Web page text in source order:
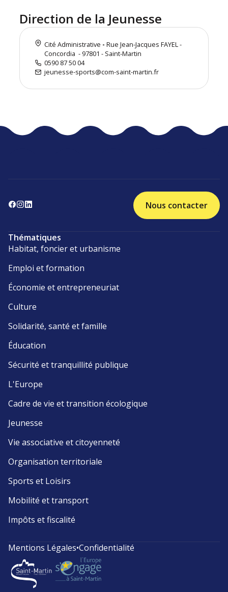
Direction de la Jeunesse
Cité Administrative -Rue Jean-Jacques FAYEL -
Concordia - 97801 - Saint-Martin
0590 87 50 04
jeunesse-sports@com-saint-martin.fr
Nous contacter
Thématiques
Habitat, foncier et urbanisme
Emploi et formation
Économie et entrepreneuriat
Culture
Solidarité, santé et famille
Éducation
Sécurité et tranquillité publique
L'Europe
Cadre de vie et transition écologique
Jeunesse
Vie associative et citoyenneté
Organisation territoriale
Sports et Loisirs
Mobilité et transport
Impôts et fiscalité
Mentions Légales•Confidentialité